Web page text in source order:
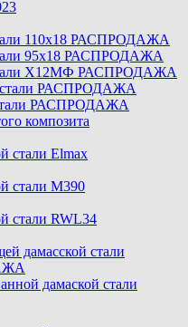
110х18 РАСПРОДАЖА
95х18 РАСПРОДАЖА
Х12МФ РАСПРОДАЖА
стали РАСПРОДАЖА
РАСПРОДАЖА
композита
стали Elmax
стали M390
стали RWL34
дамасской стали
дамаской стали